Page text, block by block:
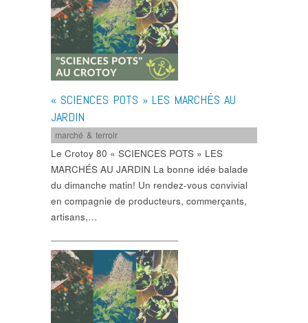
« SCIENCES POTS » LES MARCHÉS AU
JARDIN
marché & terroir
Le Crotoy 80 « SCIENCES POTS » LES
MARCHÉS AU JARDIN La bonne idée balade
du dimanche matin! Un rendez-vous convivial
en compagnie de producteurs, commerçants,
artisans,…